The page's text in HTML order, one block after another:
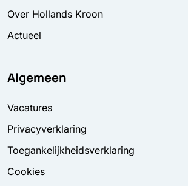
Over Hollands Kroon
Actueel
Algemeen
Vacatures
Privacyverklaring
Toegankelijkheidsverklaring
Cookies